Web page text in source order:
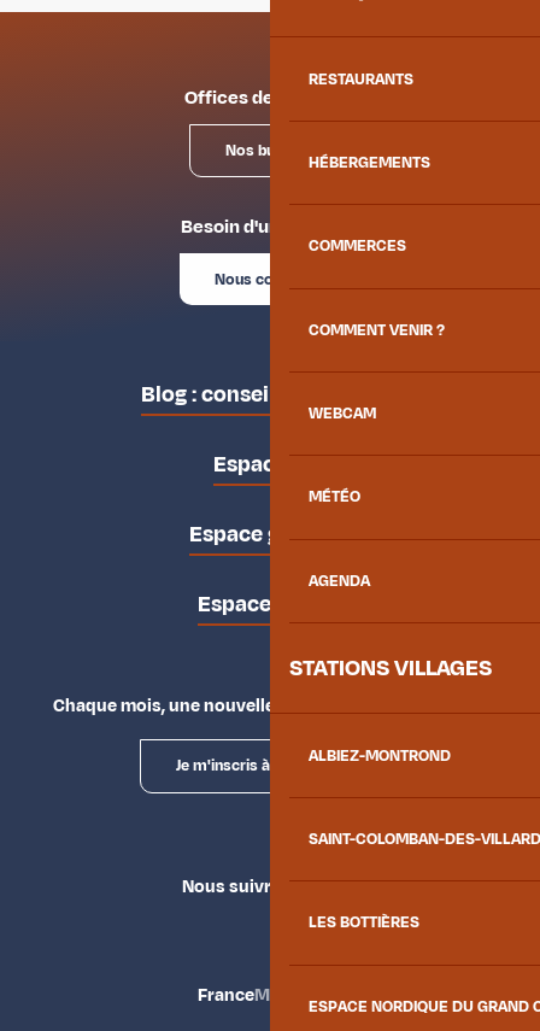
RESTAURANTS
HÉBERGEMENTS
COMMERCES
COMMENT VENIR ?
WEBCAM
MÉTÉO
AGENDA
STATIONS VILLAGES
ALBIEZ-MONTROND
SAINT-COLOMBAN-DES-
LES BOTTIÈRES
ESPACE NORDIQUE DU GRAND
Offices de tourisme
Nos bureaux
Besoin d'un conseil ?
Nous contacter
Blog : conseils des locaux
Espace pro
Espace groupes
Espace presse
Chaque mois, une nouvelle façon d'explorer la vallée.
Je m'inscris à la newsletter
Nous suivre
FranceMaurienne